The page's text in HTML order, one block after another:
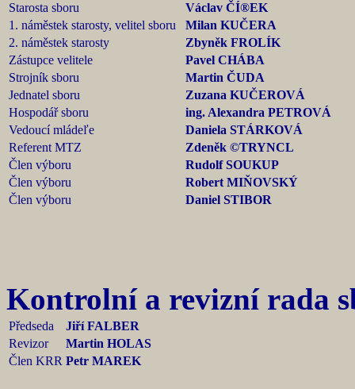
Starosta sboru
Václav ČÍ®EK
1. náměstek starosty, velitel sboru
Milan KUČERA
2. náměstek starosty
Zbyněk FROLÍK
Zástupce velitele
Pavel CHÁBA
Strojník sboru
Martin ČUDA
Jednatel sboru
Zuzana KUČEROVÁ
Hospodář sboru
ing. Alexandra PETROVÁ
Vedoucí mládeľe
Daniela STÁRKOVÁ
Referent MTZ
Zdeněk ©TRYNCL
Člen výboru
Rudolf SOUKUP
Člen výboru
Robert MIŇOVSKÝ
Člen výboru
Daniel STIBOR
Kontrolní a revizní rada
Předseda
Jiří FALBER
Revizor
Martin HOLAS
Člen KRR Petr MAREK